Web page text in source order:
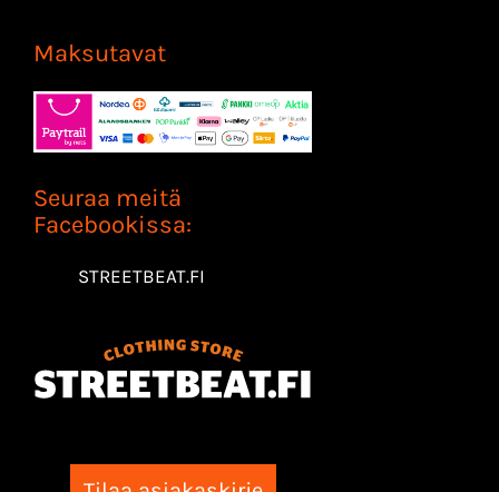
Maksutavat
Seuraa meitä
Facebookissa:
STREETBEAT.FI